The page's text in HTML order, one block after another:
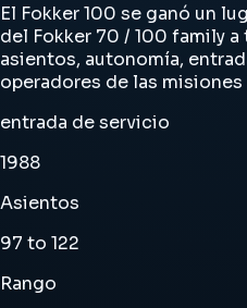
El Fokker 100 se ganó un
del Fokker 70 / 100 family
asientos, autonomía,
operadores de las
entrada de servicio
1988
Asientos
97 to 122
Rango